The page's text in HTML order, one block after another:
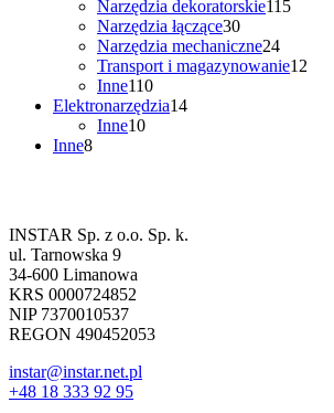
produktów
Narzędzia dekoratorskie115115
Narzędzia łączące3030
produktów
Narzędzia mechaniczne2424
produkty
Transport i magazynowanie12
Inne110110
produktów
Elektronarzędzia1414
Inne1010
Inne88
INSTAR Sp. z o.o. Sp. k.
ul. Tarnowska 9
34-600 Limanowa
KRS 0000724852
NIP 7370010537
REGON 490452053
instar@instar.net.pl
+48 18 333 92 95